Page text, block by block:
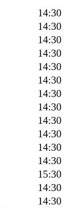
14:30
14:30
14:30
14:30
14:30
14:30
14:30
14:30
14:30
14:30
14:30
14:30
15:30
14:30
14:30